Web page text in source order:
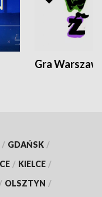
Gra
/ GDAŃSK /
/ KIELCE /
/ OLSZTYN /